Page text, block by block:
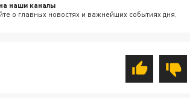
наши каналы
о главных новостях и важнейших событиях дня.